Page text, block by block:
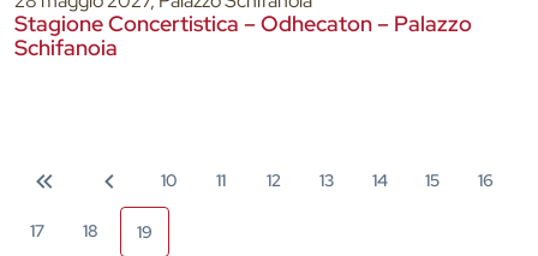
Stagione Concertistica – Odhecaton – Palazzo
Schifanoia
10 11 12 13 14 15 16
17 18 19